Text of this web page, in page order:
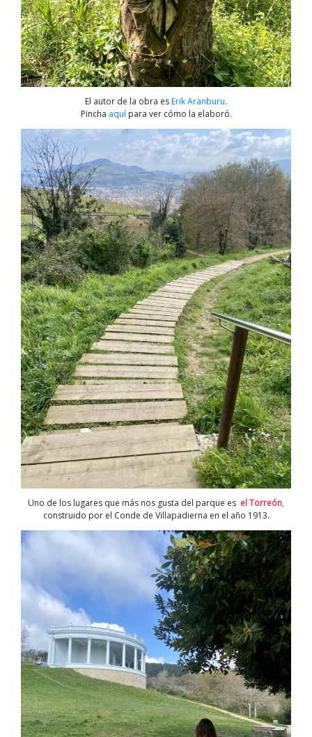
El autor de la obra esErik Aranburu.
Pincha aquípara ver cómo la elaboró.
Uno de los lugares que más nos gusta del parque es el Torreón,
construido por el Conde de Villapadierna en el año 1913.